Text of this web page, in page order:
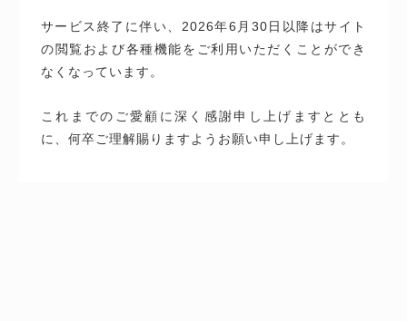
サービス終了に伴い、2026年6月30日以降はサイト
の閲覧および各種機能をご利用いただくことができ
なくなっています。
これまでのご愛顧に深く感謝申し上げますととも
に、何卒ご理解賜りますようお願い申し上げます。